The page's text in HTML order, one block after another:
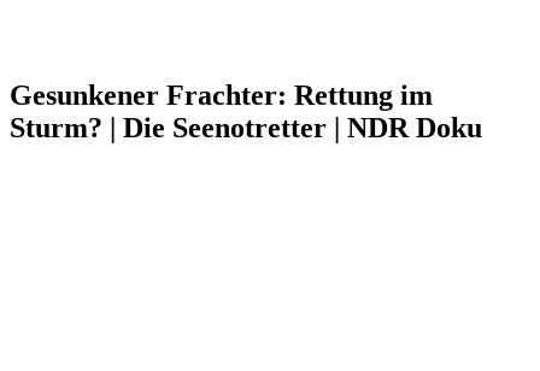
Gesunkener Frachter: Rettung im
Sturm? | Die Seenotretter | NDR Doku